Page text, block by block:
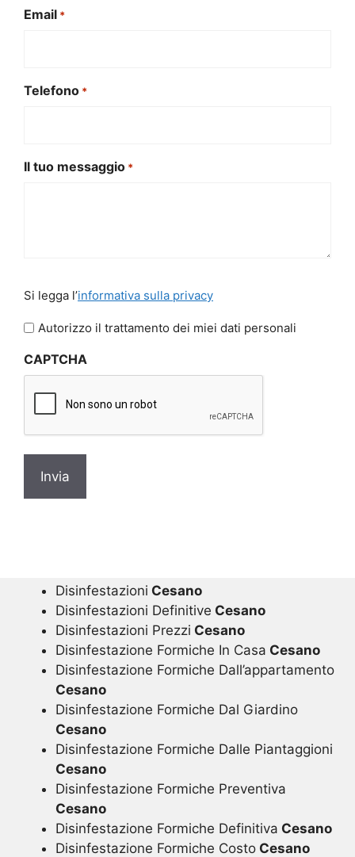
Email *
Telefono *
Il tuo messaggio *
legga
l'informativa
privacy
Si legga l’informativa sulla privacy
Autorizzo il trattamento dei miei dati personali
CAPTCHA
Disinfestazioni Cesano
Disinfestazioni Definitive Cesano
Disinfestazioni Prezzi Cesano
Disinfestazione Formiche In Casa Cesano
Disinfestazione Formiche Dall’appartamento
Cesano
Disinfestazione Formiche Dal Giardino
Cesano
Disinfestazione Formiche Dalle Piantaggioni
Cesano
Disinfestazione Formiche Preventiva
Cesano
Disinfestazione Formiche Definitiva Cesano
Disinfestazione Formiche Costo Cesano